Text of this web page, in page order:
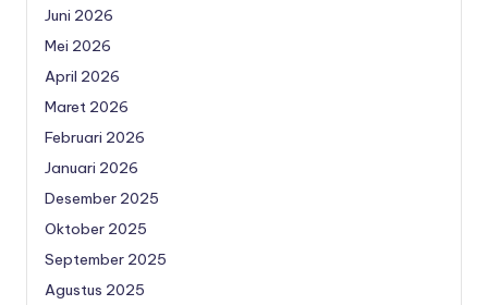
Juni 2026
Mei 2026
April 2026
Maret 2026
Februari 2026
Januari 2026
Desember 2025
Oktober 2025
September 2025
Agustus 2025